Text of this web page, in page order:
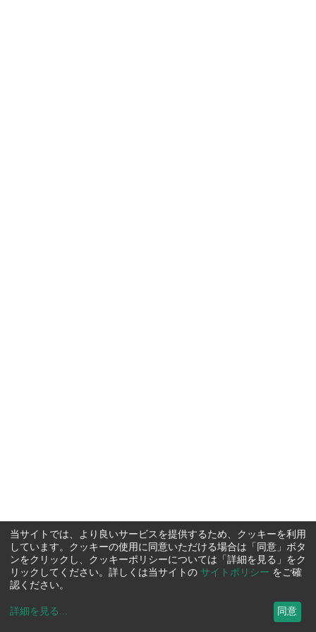
当サイトでは、より良いサービスを提供するため、クッキーを利用
しています。クッキーの使用に同意いただける場合は「同意」ボタ
ンをクリックし、クッキーポリシーについては「詳細を見る」をク
リックしてください。詳しくは当サイトの サイトポリシー をご確
認ください。
詳細を見る ... 同意